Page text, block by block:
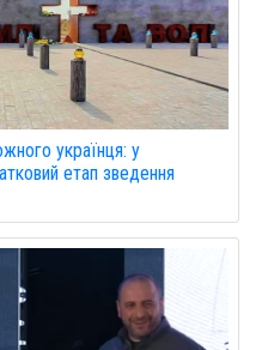
українця: у
етап зведення